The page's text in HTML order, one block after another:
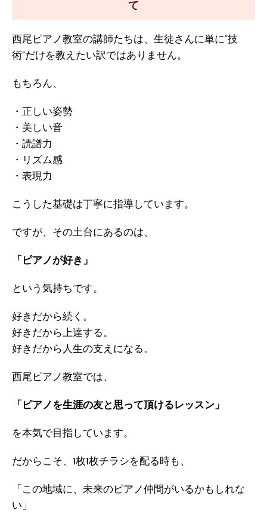
て
西尾ピアノ教室の講師たちは、生徒さんに単に“技
術”だけを教えたい訳ではありません。
もちろん、
・正しい姿勢
・美しい音
・読譜力
・リズム感
・表現力
こうした基礎は丁寧に指導しています。
ですが、その土台にあるのは、
「ピアノが好き」
という気持ちです。
好きだから続く。
好きだから上達する。
好きだから人生の支えになる。
西尾ピアノ教室では、
「ピアノを生涯の友と思って頂けるレッスン」
を本気で目指しています。
だからこそ、1枚1枚チラシを配る時も、
「この地域に、未来のピアノ仲間がいるかもしれな
い」